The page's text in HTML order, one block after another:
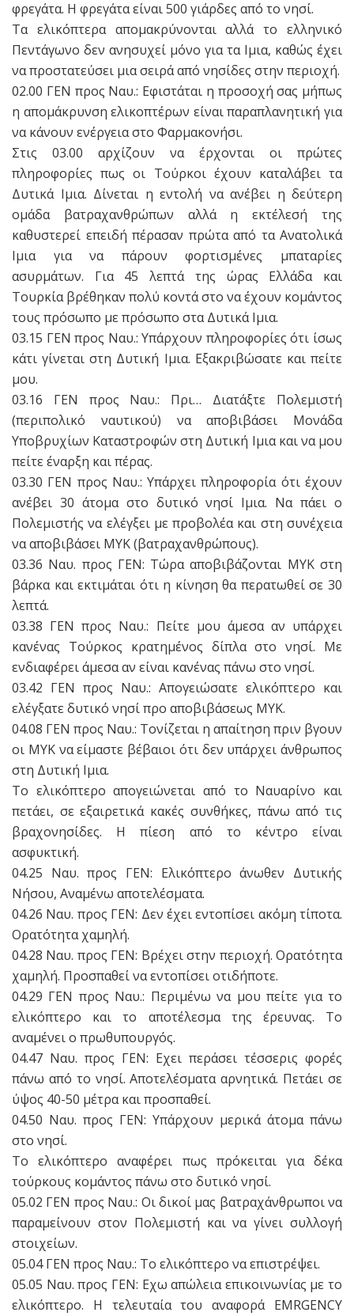
φρεγάτα. H φρεγάτα είναι 500 γιάρδες από το νησί.
Τα ελικόπτερα απομακρύνονται αλλά το ελληνικό
Πεντάγωνο δεν ανησυχεί μόνο για τα Ιμια, καθώς έχει
να προστατεύσει μια σειρά από νησίδες στην περιοχή.
02.00 ΓΕΝ προς Ναυ.: Εφιστάται η προσοχή σας μήπως
η απομάκρυνση ελικοπτέρων είναι παραπλανητική για
να κάνουν ενέργεια στο Φαρμακονήσι.
Στις 03.00 αρχίζουν να έρχονται οι πρώτες
πληροφορίες πως οι Τούρκοι έχουν καταλάβει τα
Δυτικά Ιμια. Δίνεται η εντολή να ανέβει η δεύτερη
ομάδα βατραχανθρώπων αλλά η εκτέλεσή της
καθυστερεί επειδή πέρασαν πρώτα από τα Ανατολικά
Ιμια για να πάρουν φορτισμένες μπαταρίες
ασυρμάτων. Για 45 λεπτά της ώρας Ελλάδα και
Τουρκία βρέθηκαν πολύ κοντά στο να έχουν κομάντος
τους πρόσωπο με πρόσωπο στα Δυτικά Ιμια.
03.15 ΓΕΝ προς Ναυ.: Υπάρχουν πληροφορίες ότι ίσως
κάτι γίνεται στη Δυτική Ιμια. Εξακριβώσατε και πείτε
μου.
03.16 ΓΕΝ προς Ναυ.: Πρι… Διατάξτε Πολεμιστή
(περιπολικό ναυτικού) να αποβιβάσει Μονάδα
Υποβρυχίων Καταστροφών στη Δυτική Ιμια και να μου
πείτε έναρξη και πέρας.
03.30 ΓΕΝ προς Ναυ.: Υπάρχει πληροφορία ότι έχουν
ανέβει 30 άτομα στο δυτικό νησί Ιμια. Να πάει ο
Πολεμιστής να ελέγξει με προβολέα και στη συνέχεια
να αποβιβάσει MYK (βατραχανθρώπους).
03.36 Ναυ. προς ΓΕΝ: Τώρα αποβιβάζονται MYK στη
βάρκα και εκτιμάται ότι η κίνηση θα περατωθεί σε 30
λεπτά.
03.38 ΓΕΝ προς Ναυ.: Πείτε μου άμεσα αν υπάρχει
κανένας Τούρκος κρατημένος δίπλα στο νησί. Με
ενδιαφέρει άμεσα αν είναι κανένας πάνω στο νησί.
03.42 ΓΕΝ προς Ναυ.: Απογειώσατε ελικόπτερο και
ελέγξατε δυτικό νησί προ αποβιβάσεως MYK.
04.08 ΓΕΝ προς Ναυ.: Τονίζεται η απαίτηση πριν βγουν
οι MYK να είμαστε βέβαιοι ότι δεν υπάρχει άνθρωπος
στη Δυτική Ιμια.
Το ελικόπτερο απογειώνεται από το Ναυαρίνο και
πετάει, σε εξαιρετικά κακές συνθήκες, πάνω από τις
βραχονησίδες. H πίεση από το κέντρο είναι
ασφυκτική.
04.25 Ναυ. προς ΓΕΝ: Ελικόπτερο άνωθεν Δυτικής
Νήσου, Αναμένω αποτελέσματα.
04.26 Ναυ. προς ΓΕΝ: Δεν έχει εντοπίσει ακόμη τίποτα.
Ορατότητα χαμηλή.
04.28 Ναυ. προς ΓΕΝ: Βρέχει στην περιοχή. Ορατότητα
χαμηλή. Προσπαθεί να εντοπίσει οτιδήποτε.
04.29 ΓΕΝ προς Ναυ.: Περιμένω να μου πείτε για το
ελικόπτερο και το αποτέλεσμα της έρευνας. Το
αναμένει ο πρωθυπουργός.
04.47 Ναυ. προς ΓΕΝ: Εχει περάσει τέσσερις φορές
πάνω από το νησί. Αποτελέσματα αρνητικά. Πετάει σε
ύψος 40-50 μέτρα και προσπαθεί.
04.50 Ναυ. προς ΓΕΝ: Υπάρχουν μερικά άτομα πάνω
στο νησί.
Το ελικόπτερο αναφέρει πως πρόκειται για δέκα
τούρκους κομάντος πάνω στο δυτικό νησί.
05.02 ΓΕΝ προς Ναυ.: Οι δικοί μας βατραχάνθρωποι να
παραμείνουν στον Πολεμιστή και να γίνει συλλογή
στοιχείων.
05.04 ΓΕΝ προς Ναυ.: Το ελικόπτερο να επιστρέψει.
05.05 Ναυ. προς ΓΕΝ: Εχω απώλεια επικοινωνίας με το
ελικόπτερο. H τελευταία του αναφορά EMRGENCY